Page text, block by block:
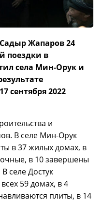
Жапаров 24
поездки в
села Мин-Орук и
сентября 2022
и
В селе Мин-Орук
в 37 жилых домах, в
в 10 завершены
селе Достук
59 домах, в 4
плиты, в 14